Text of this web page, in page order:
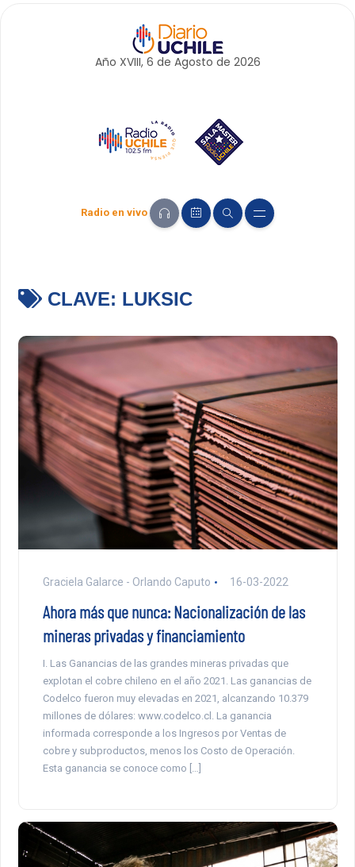
Año XVIII, 6 de Agosto de 2026
Radio en vivo
CLAVE: LUKSIC
Graciela Galarce - Orlando Caputo 16-03-2022
Ahora más que nunca: Nacionalización de las
mineras privadas y financiamiento
I. Las Ganancias de las grandes mineras privadas que
explotan el cobre chileno en el año 2021. Las ganancias de
Codelco fueron muy elevadas en 2021, alcanzando 10.379
millones de dólares: www.codelco.cl. La ganancia
informada corresponde a los Ingresos por Ventas de
cobre y subproductos, menos los Costo de Operación.
Esta ganancia se conoce como […]